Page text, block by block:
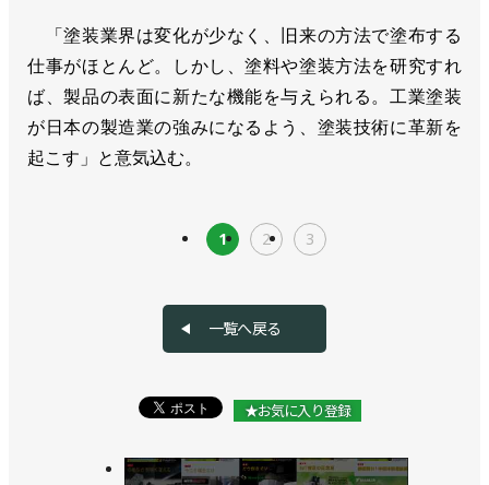
「塗装業界は変化が少なく、旧来の方法で塗布する
仕事がほとんど。しかし、塗料や塗装方法を研究すれ
ば、製品の表面に新たな機能を与えられる。工業塗装
が日本の製造業の強みになるよう、塗装技術に革新を
起こす」と意気込む。
1 2 3
一覧へ戻る
★お気に入り登録